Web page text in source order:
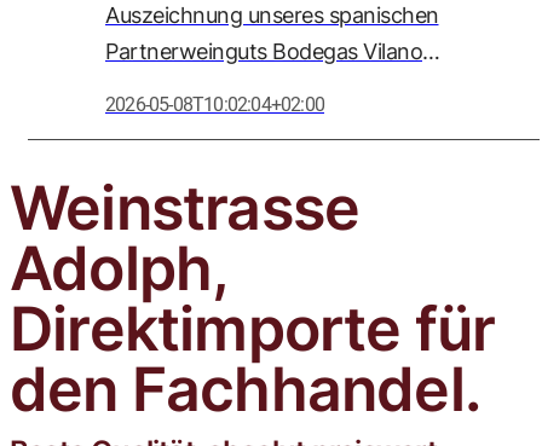
Auszeichnung unseres spanischen
Partnerweinguts Bodegas Vilano
Trophy mit der Goldmedaille
ausgezeichnet.
2026-05-08T10:02:04+02:00
Weinstrasse
Adolph,
Direktimporte für
den Fachhandel.